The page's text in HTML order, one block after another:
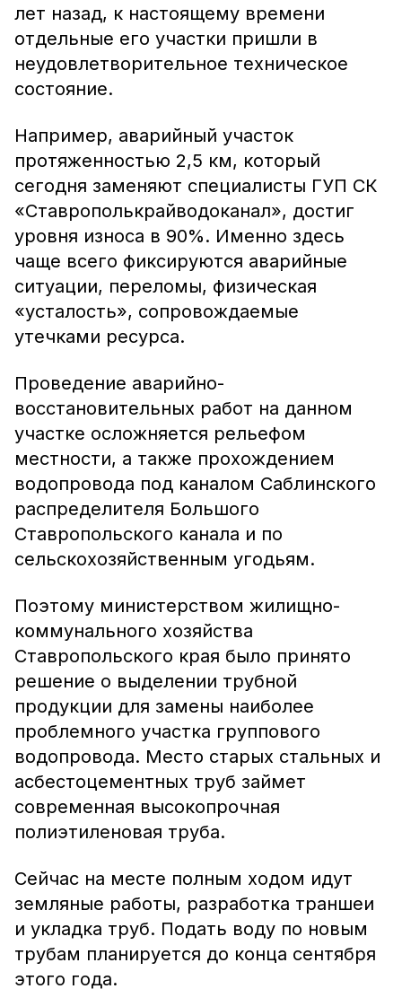
лет назад, к настоящему времени
отдельные его участки пришли в
неудовлетворительное техническое
состояние.
Например, аварийный участок
протяженностью 2,5 км, который
сегодня заменяют специалисты ГУП СК
«Ставрополькрайводоканал», достиг
уровня износа в 90%. Именно здесь
чаще всего фиксируются аварийные
ситуации, переломы, физическая
«усталость», сопровождаемые
утечками ресурса.
Проведение аварийно-
восстановительных работ на данном
участке осложняется рельефом
местности, а также прохождением
водопровода под каналом Саблинского
распределителя Большого
Ставропольского канала и по
сельскохозяйственным угодьям.
Поэтому министерством жилищно-
коммунального хозяйства
Ставропольского края было принято
решение о выделении трубной
продукции для замены наиболее
проблемного участка группового
водопровода. Место старых стальных и
асбестоцементных труб займет
современная высокопрочная
полиэтиленовая труба.
Сейчас на месте полным ходом идут
земляные работы, разработка траншеи
и укладка труб. Подать воду по новым
трубам планируется до конца сентября
этого года.